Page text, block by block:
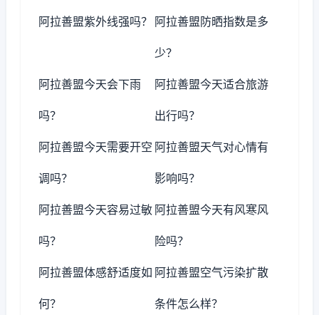
阿拉善盟紫外线强吗？ 阿拉善盟防晒指数是多
少？
阿拉善盟今天会下雨
吗？
阿拉善盟今天适合旅游
出行吗？
阿拉善盟今天需要开空
调吗？
阿拉善盟天气对心情有
影响吗？
阿拉善盟今天容易过敏
吗？
阿拉善盟今天有风寒风
险吗？
阿拉善盟体感舒适度如
何？
阿拉善盟空气污染扩散
条件怎么样？